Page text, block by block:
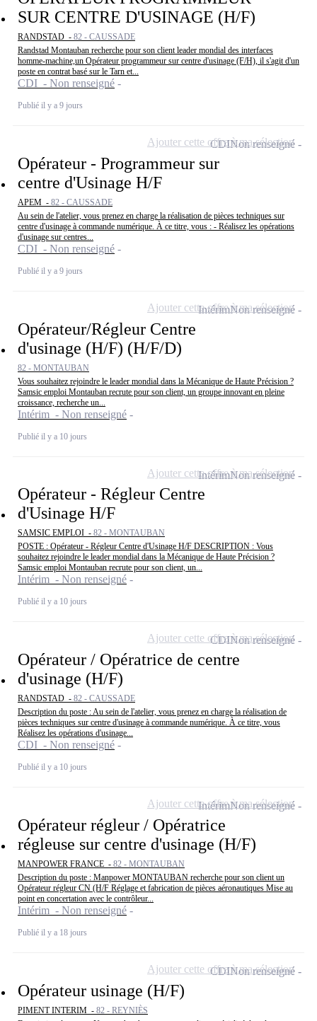
SUR CENTRE D'USINAGE (H/F)
RANDSTAD - 82 - CAUSSADE
Randstad Montauban recherche pour son client leader mondial des interfaces
homme-machine,un Opérateur programmeur sur centre d'usinage (F/H), il s'agit d'un
poste en contrat basé sur le Tarn et...
CDI - Non renseigné
Publié il y a 9 jours
Opérateur - Programmeur sur
centre d'Usinage H/F
APEM - 82 - CAUSSADE
Au sein de l'atelier, vous prenez en charge la réalisation de pièces techniques sur
centre d'usinage à commande numérique. À ce titre, vous : - Réalisez les opérations
d'usinage sur centres...
CDI - Non renseigné
Publié il y a 9 jours
CDINon renseigné
Ajouter cette offre à ma sélection
Opérateur/Régleur Centre
d'usinage (H/F) (H/F/D)
82 - MONTAUBAN
Vous souhaitez rejoindre le leader mondial dans la Mécanique de Haute Précision ?
Samsic emploi Montauban recrute pour son client, un groupe innovant en pleine
croissance, recherche un...
Intérim - Non renseigné
Publié il y a 10 jours
IntérimNon renseigné
Ajouter cette offre à ma sélection
Opérateur - Régleur Centre
d'Usinage H/F
SAMSIC EMPLOI - 82 - MONTAUBAN
POSTE : Opérateur - Régleur Centre d'Usinage H/F DESCRIPTION : Vous
souhaitez rejoindre le leader mondial dans la Mécanique de Haute Précision ?
Samsic emploi Montauban recrute pour son client, un...
Intérim - Non renseigné
Publié il y a 10 jours
IntérimNon renseigné
Ajouter cette offre à ma sélection
Opérateur / Opératrice de centre
d'usinage (H/F)
RANDSTAD - 82 - CAUSSADE
Description du poste : Au sein de l'atelier, vous prenez en charge la réalisation de
pièces techniques sur centre d'usinage à commande numérique. À ce titre, vous
Réalisez les opérations d'usinage...
CDI - Non renseigné
Publié il y a 10 jours
CDINon renseigné
Ajouter cette offre à ma sélection
Opérateur régleur / Opératrice
régleuse sur centre d'usinage (H/F)
MANPOWER FRANCE - 82 - MONTAUBAN
Description du poste : Manpower MONTAUBAN recherche pour son client un
Opérateur régleur CN (H/F Réglage et fabrication de pièces aéronautiques Mise au
point en concertation avec le contrôleur...
Intérim - Non renseigné
Publié il y a 18 jours
IntérimNon renseigné
Ajouter cette offre à ma sélection
Opérateur usinage (H/F)
PIMENT INTERIM - 82 - REYNIÈS
CDINon renseigné
Ajouter cette offre à ma sélection